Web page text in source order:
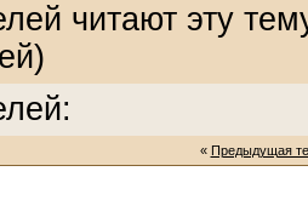
читают эту
« Предыдущая